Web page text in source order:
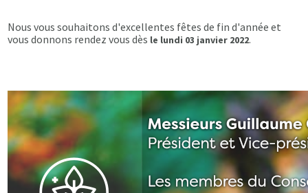
Nous vous souhaitons d'excellentes fêtes de fin d'année et
vous donnons rendez vous dès le lundi 03 janvier 2022.